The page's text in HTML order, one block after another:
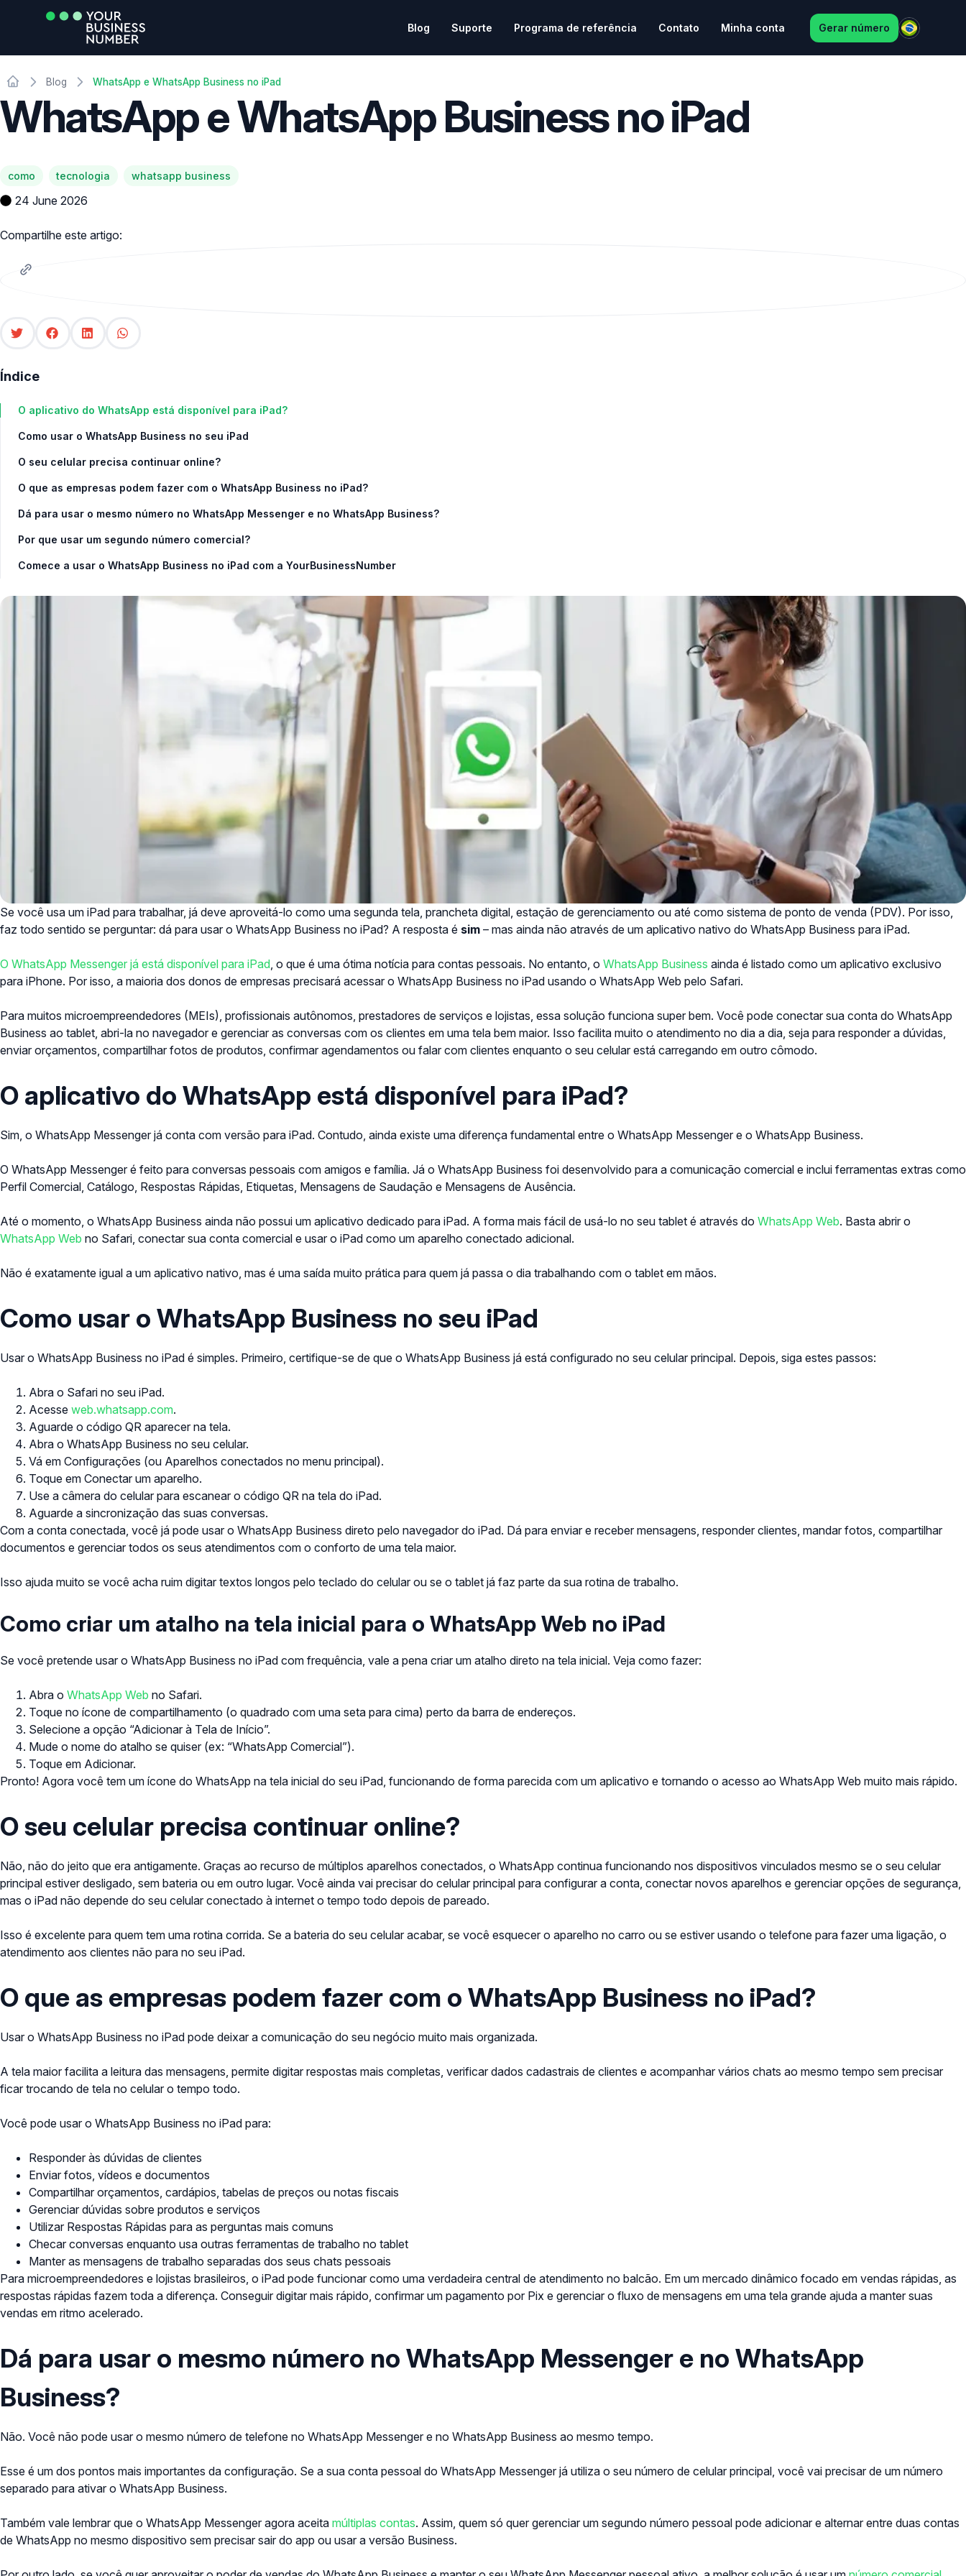
Blog Suporte Programa de referência Contato Minha conta Gerar número
Blog WhatsApp e WhatsApp Business no iPad
WhatsApp e WhatsApp Business no iPad
como tecnologia whatsapp business
24 June 2026
Compartilhe este artigo:
Índice
O aplicativo do WhatsApp está disponível para iPad?
Como usar o WhatsApp Business no seu iPad
O seu celular precisa continuar online?
O que as empresas podem fazer com o WhatsApp Business no iPad?
Dá para usar o mesmo número no WhatsApp Messenger e no WhatsApp Business?
Por que usar um segundo número comercial?
Comece a usar o WhatsApp Business no iPad com a YourBusinessNumber
Se você usa um iPad para trabalhar, já deve aproveitá-lo como uma segunda tela, prancheta digital, estação de gerenciamento ou até como sistema de ponto de venda (PDV). Por isso,
faz todo sentido se perguntar: dá para usar o WhatsApp Business no iPad? A resposta é sim – mas ainda não através de um aplicativo nativo do WhatsApp Business para iPad.
O WhatsApp Messenger já está disponível para iPad , o que é uma ótima notícia para contas pessoais. No entanto, o WhatsApp Business ainda é listado como um aplicativo exclusivo
para iPhone. Por isso, a maioria dos donos de empresas precisará acessar o WhatsApp Business no iPad usando o WhatsApp Web pelo Safari.
Para muitos microempreendedores (MEIs), profissionais autônomos, prestadores de serviços e lojistas, essa solução funciona super bem. Você pode conectar sua conta do WhatsApp
Business ao tablet, abri-la no navegador e gerenciar as conversas com os clientes em uma tela bem maior. Isso facilita muito o atendimento no dia a dia, seja para responder a dúvidas,
enviar orçamentos, compartilhar fotos de produtos, confirmar agendamentos ou falar com clientes enquanto o seu celular está carregando em outro cômodo.
O aplicativo do WhatsApp está disponível para iPad?
Sim, o WhatsApp Messenger já conta com versão para iPad. Contudo, ainda existe uma diferença fundamental entre o WhatsApp Messenger e o WhatsApp Business.
O WhatsApp Messenger é feito para conversas pessoais com amigos e família. Já o WhatsApp Business foi desenvolvido para a comunicação comercial e inclui ferramentas extras como
Perfil Comercial, Catálogo, Respostas Rápidas, Etiquetas, Mensagens de Saudação e Mensagens de Ausência.
Até o momento, o WhatsApp Business ainda não possui um aplicativo dedicado para iPad. A forma mais fácil de usá-lo no seu tablet é através do WhatsApp Web. Basta abrir o
WhatsApp Web no Safari, conectar sua conta comercial e usar o iPad como um aparelho conectado adicional.
Não é exatamente igual a um aplicativo nativo, mas é uma saída muito prática para quem já passa o dia trabalhando com o tablet em mãos.
Como usar o WhatsApp Business no seu iPad
Usar o WhatsApp Business no iPad é simples. Primeiro, certifique-se de que o WhatsApp Business já está configurado no seu celular principal. Depois, siga estes passos:
Abra o Safari no seu iPad.
Acesse web.whatsapp.com.
Aguarde o código QR aparecer na tela.
Abra o WhatsApp Business no seu celular.
Vá em Configurações (ou Aparelhos conectados no menu principal).
Toque em Conectar um aparelho.
Use a câmera do celular para escanear o código QR na tela do iPad.
Aguarde a sincronização das suas conversas.
Com a conta conectada, você já pode usar o WhatsApp Business direto pelo navegador do iPad. Dá para enviar e receber mensagens, responder clientes, mandar fotos, compartilhar
documentos e gerenciar todos os seus atendimentos com o conforto de uma tela maior.
Isso ajuda muito se você acha ruim digitar textos longos pelo teclado do celular ou se o tablet já faz parte da sua rotina de trabalho.
Como criar um atalho na tela inicial para o WhatsApp Web no iPad
Se você pretende usar o WhatsApp Business no iPad com frequência, vale a pena criar um atalho direto na tela inicial. Veja como fazer:
Abra o WhatsApp Web no Safari.
Toque no ícone de compartilhamento (o quadrado com uma seta para cima) perto da barra de endereços.
Selecione a opção “Adicionar à Tela de Início”.
Mude o nome do atalho se quiser (ex: “WhatsApp Comercial”).
Toque em Adicionar.
Pronto! Agora você tem um ícone do WhatsApp na tela inicial do seu iPad, funcionando de forma parecida com um aplicativo e tornando o acesso ao WhatsApp Web muito mais rápido.
O seu celular precisa continuar online?
Não, não do jeito que era antigamente. Graças ao recurso de múltiplos aparelhos conectados, o WhatsApp continua funcionando nos dispositivos vinculados mesmo se o seu celular
principal estiver desligado, sem bateria ou em outro lugar. Você ainda vai precisar do celular principal para configurar a conta, conectar novos aparelhos e gerenciar opções de segurança,
mas o iPad não depende do seu celular conectado à internet o tempo todo depois de pareado.
Isso é excelente para quem tem uma rotina corrida. Se a bateria do seu celular acabar, se você esquecer o aparelho no carro ou se estiver usando o telefone para fazer uma ligação, o
atendimento aos clientes não para no seu iPad.
O que as empresas podem fazer com o WhatsApp Business no iPad?
Usar o WhatsApp Business no iPad pode deixar a comunicação do seu negócio muito mais organizada.
A tela maior facilita a leitura das mensagens, permite digitar respostas mais completas, verificar dados cadastrais de clientes e acompanhar vários chats ao mesmo tempo sem precisar
ficar trocando de tela no celular o tempo todo.
Você pode usar o WhatsApp Business no iPad para:
Responder às dúvidas de clientes
Enviar fotos, vídeos e documentos
Compartilhar orçamentos, cardápios, tabelas de preços ou notas fiscais
Gerenciar dúvidas sobre produtos e serviços
Utilizar Respostas Rápidas para as perguntas mais comuns
Checar conversas enquanto usa outras ferramentas de trabalho no tablet
Manter as mensagens de trabalho separadas dos seus chats pessoais
Para microempreendedores e lojistas brasileiros, o iPad pode funcionar como uma verdadeira central de atendimento no balcão. Em um mercado dinâmico focado em vendas rápidas, as
respostas rápidas fazem toda a diferença. Conseguir digitar mais rápido, confirmar um pagamento por Pix e gerenciar o fluxo de mensagens em uma tela grande ajuda a manter suas
vendas em ritmo acelerado.
Dá para usar o mesmo número no WhatsApp Messenger e no WhatsApp
Business?
Não. Você não pode usar o mesmo número de telefone no WhatsApp Messenger e no WhatsApp Business ao mesmo tempo.
Esse é um dos pontos mais importantes da configuração. Se a sua conta pessoal do WhatsApp Messenger já utiliza o seu número de celular principal, você vai precisar de um número
separado para ativar o WhatsApp Business.
Também vale lembrar que o WhatsApp Messenger agora aceita múltiplas contas. Assim, quem só quer gerenciar um segundo número pessoal pode adicionar e alternar entre duas contas
de WhatsApp no mesmo dispositivo sem precisar sair do app ou usar a versão Business.